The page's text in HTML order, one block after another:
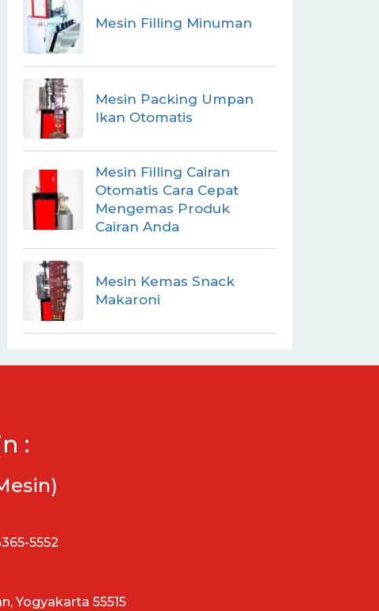
Mesin Filling Minuman
Mesin Packing Umpan
Ikan Otomatis
Mesin Filling Cairan
Otomatis Cara Cepat
Mengemas Produk
Cairan Anda
Mesin Kemas Snack
Makaroni
:
5552
Yogyakarta 55515